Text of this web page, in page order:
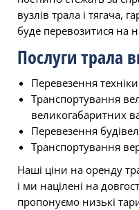
вузлів трала і тягача,
буде перевозитися на
Послуги трала
Перевезення
Транспортування
великогабаритних
Перевезення
Транспортування
Наші ціни на оренду
і ми націлені на
пропонуємо низькі